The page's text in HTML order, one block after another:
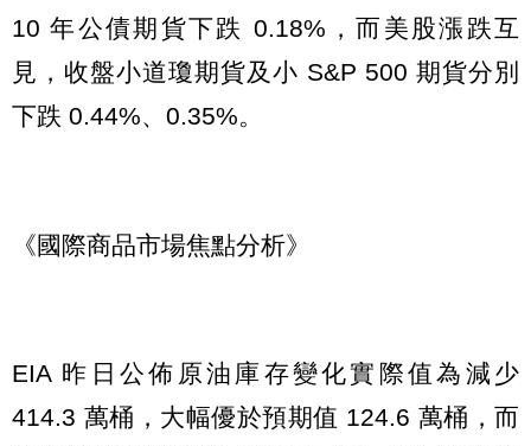
10 年公債期貨下跌 0.18%，而美股漲跌互
見，收盤小道瓊期貨及小 S&P 500 期貨分別
下跌 0.44%、0.35%。
《國際商品市場焦點分析》
EIA 昨日公佈原油庫存變化實際值為減少
414.3 萬桶，大幅優於預期值 124.6 萬桶，而